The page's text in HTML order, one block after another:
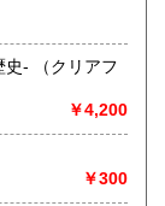
210円
は非常に限ら
た方から順
- （クリアフ
￥4,200
￥300